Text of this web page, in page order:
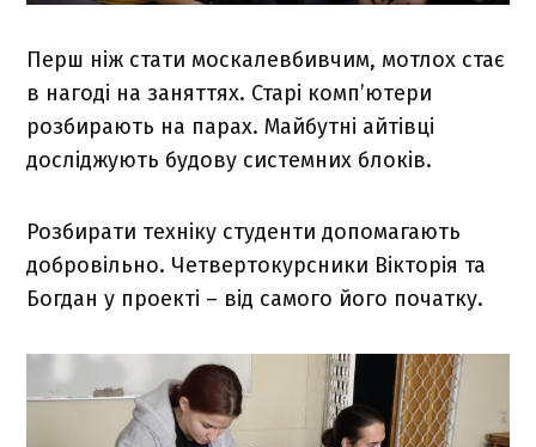
Перш ніж стати москалевбивчим, мотлох стає
в нагоді на заняттях. Старі комп’ютери
розбирають на парах. Майбутні айтівці
досліджують будову системних блоків.
Розбирати техніку студенти допомагають
добровільно. Четвертокурсники Вікторія та
Богдан у проекті – від самого його початку.